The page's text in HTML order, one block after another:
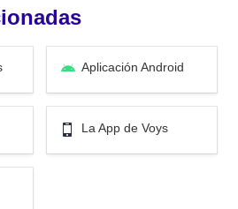
Aplicación Android
La App de Voys